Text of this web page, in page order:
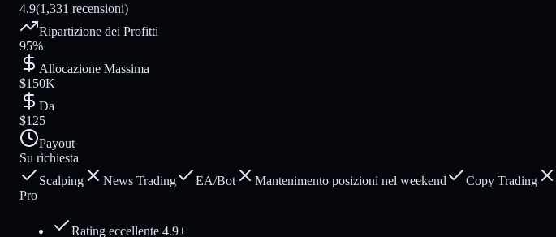
4.9(1,331 recensioni)
Ripartizione dei Profitti
95%
Allocazione Massima
$150K
Da
$125
Payout
Su richiesta
Scalping
News Trading EA/Bot Mantenimento posizioni nel weekend Copy Trading
Pro
Rating eccellente 4.9+